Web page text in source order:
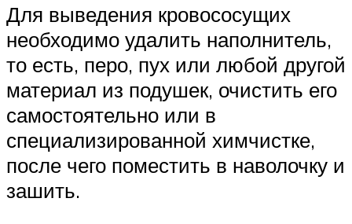
Для выведения кровососущих
необходимо удалить наполнитель,
то есть, перо, пух или любой другой
материал из подушек, очистить его
самостоятельно или в
специализированной химчистке,
после чего поместить в наволочку и
зашить.